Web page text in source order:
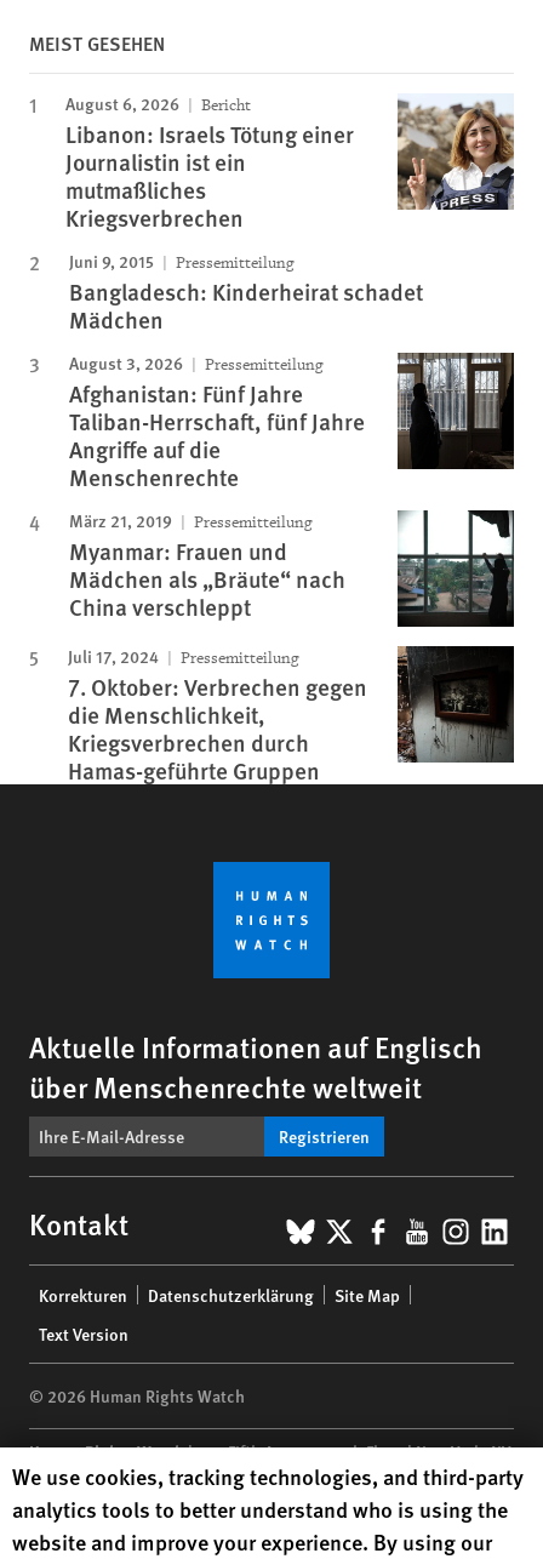
MEIST GESEHEN
August 6, 2026 Bericht
Libanon: Israels Tötung einer
Journalistin ist ein
mutmaßliches
Kriegsverbrechen
Juni 9, 2015 Pressemitteilung
Bangladesch: Kinderheirat schadet
Mädchen
August 3, 2026 Pressemitteilung
Afghanistan: Fünf Jahre
Taliban-Herrschaft, fünf Jahre
Angriffe auf die
Menschenrechte
März 21, 2019 Pressemitteilung
Myanmar: Frauen und
Mädchen als „Bräute“ nach
China verschleppt
Juli 17, 2024 Pressemitteilung
7. Oktober: Verbrechen gegen
die Menschlichkeit,
Kriegsverbrechen durch
Hamas-geführte Gruppen
Aktuelle Informationen auf Englisch
über Menschenrechte weltweit
Registrieren
Kontakt BlueSky
X Facebook
YouTube
menu
Korrekturen Datenschutzerklärung
Site Map
Text Version
© 2026 Human Rights Watch
Human Rights Watch| 350 Fifth Avenue, 34th Floor | New York,NY
10118-3299USA|t 1.212.290.4700
Human Rights Watchis a 501(C)(3) nonprofit registered in the US
under EIN: 13-2875808
Human Rights Watch cookie preferences
We use cookies, tracking technologies, and third-party
analytics tools to better understand who is using the
website and improve your experience. By using our